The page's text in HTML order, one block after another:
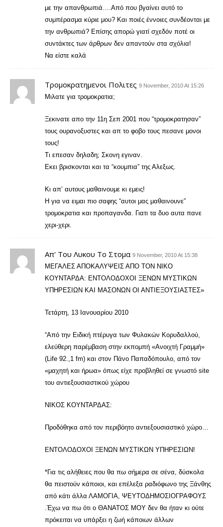
με την απανθρωπιά….Από που βγαίνει αυτό το
συμπέρασμα κύριε μου? Και ποιές έννοιες συνδέονται με
την ανθρωπιά? Επίσης απορώ γιατί σχεδόν ποτέ οι
συντάκτες των άρθρων δεν απαντούν στα σχόλια!
Να είστε καλά
Τρομοκρατημενοι Πολιτες 9 November, 2010 At 15:26
Μιλατε για τρομοκρατια;
Ξεκινατε απο την 11η Σεπ 2001 που “τρομοκρατησαν”
τους ουρανοξυστες και απ το φοβο τους πεσανε μονοι
τους!
Τι επεσαν δηλαδη; Σκονη εγιναν.
Εκει βρισκονται και τα “κουμπια” της Αλεξως.
Κι απ’ αυτους μαθαινουμε κι εμεις!
Η για να ειμαι πιο σαφης “αυτοι μας μαθαινουνε”
τρομοκρατια και προπαγανδα. Γιατι τα δυο αυτα πανε
χερι-χερι.
Απ' Του Λυκου Το Στομα 9 November, 2010 At 15:38
ΜΕΓΑΛΕΣ ΑΠΟΚΑΛΥΨΕΙΣ ΑΠΟ ΤΟΝ ΝΙΚΟ
ΚΟΥΝΤΑΡΔΑ: ΕΝΤΟΛΟΔΟΧΟΙ ΞΕΝΩΝ ΜΥΣΤΙΚΩΝ
ΥΠΗΡΕΣΙΩΝ ΚΑΙ ΜΑΣΟΝΩΝ ΟΙ ΑΝΤΙΕΞΟΥΣΙΑΣΤΕΣ»
Τετάρτη, 13 Ιανουαρίου 2010
“Από την Ειδική πτέρυγα των Φυλακών Κορυδαλλού,
ελεύθερη παρέμβαση στην εκπομπή «Ανοιχτή Γραμμή»
(Life 92.,1 fm) και στον Πάνο Παπαδόπουλο, από τον
«μαχητή και ήρωα» όπως είχε προβληθεί σε γνωστό site
του αντιεξουσιαστικού χώρου
ΝΙΚΟΣ ΚΟΥΝΤΑΡΔΑΣ:
Προδόθηκα από τον περιβόητο αντιεξουσιαστικό χώρο…
ΕΝΤΟΛΟΔΟΧΟΙ ΞΕΝΩΝ ΜΥΣΤΙΚΩΝ ΥΠΗΡΕΣΙΩΝ!
*Για τις αλήθειες που θα πω σήμερα σε σένα, δύσκολα
θα πειστούν κάποιοι, και επέλεξα ραδιόφωνο της Ξάνθης
από κάτι άλλα ΛΑΜΟΓΙΑ, ΨΕΥΤΟΔΗΜΟΣΙΟΓΡΑΦΟΥΣ
.Έχω να πω ότι ο ΘΑΝΑΤΟΣ ΜΟΥ δεν θα ήταν κι ούτε
πρόκειται να υπάρξει η ζωή κάποιων άλλων